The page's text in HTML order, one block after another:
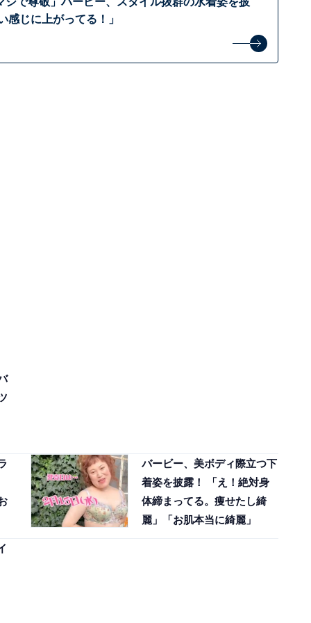
感じに上がってる！」
バービー、美ボディ際立つ下
着姿を披露！ 「え！絶対身
体締まってる。痩せたし綺
麗」「お肌本当に綺麗」